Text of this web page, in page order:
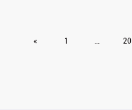
« 1 ... 20